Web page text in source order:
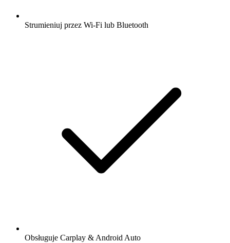
Strumieniuj przez Wi-Fi lub Bluetooth
Obsługuje Carplay & Android Auto